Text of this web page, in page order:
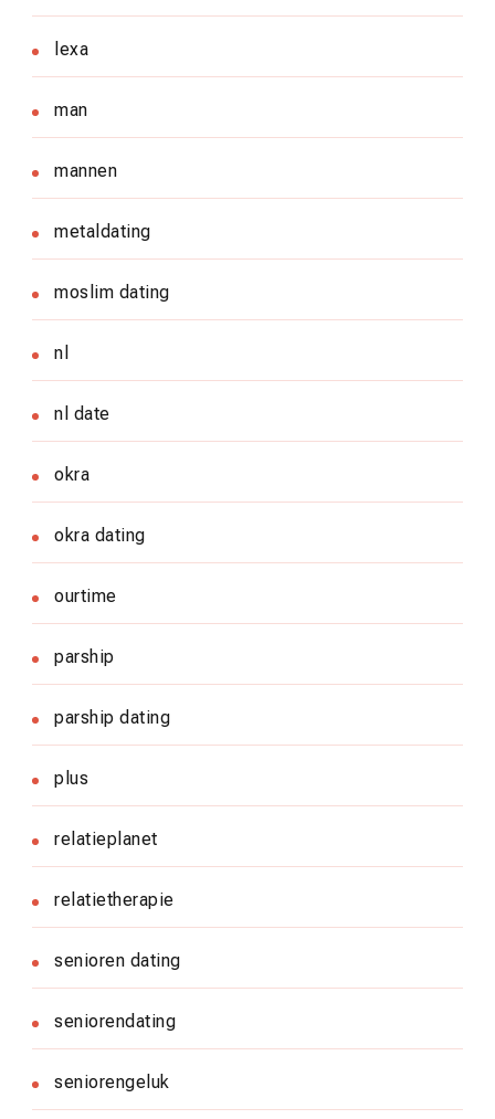
lexa
man
mannen
metaldating
moslim dating
nl
nl date
okra
okra dating
ourtime
parship
parship dating
plus
relatieplanet
relatietherapie
senioren dating
seniorendating
seniorengeluk